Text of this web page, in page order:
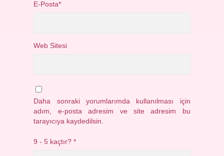
E-Posta*
Web Sitesi
Daha sonraki yorumlarımda kullanılması için
adım, e-posta adresim ve site adresim bu
tarayıcıya kaydedilsin.
9 - 5 kaçtır?*